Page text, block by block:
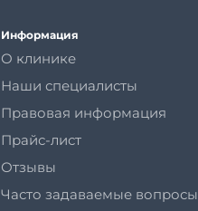
Информация
О клинике
Наши специалисты
Правовая информация
Прайс-лист
Отзывы
Часто задаваемые вопросы